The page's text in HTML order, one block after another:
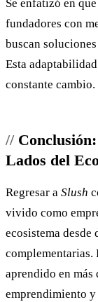
Se enfatizó en
fundadores con
buscan
Esta
constante cambio.
Lados del
Regresar a Slush
vivido como
ecosistema desde
complementarias.
aprendido en más
emprendimiento